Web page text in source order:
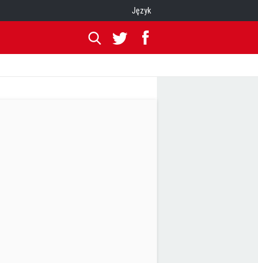
Język